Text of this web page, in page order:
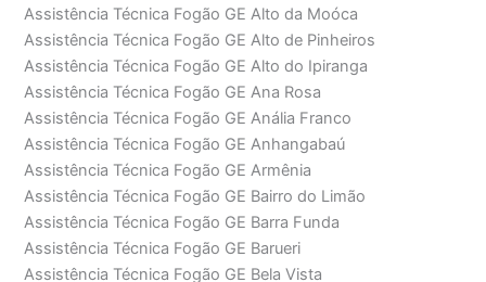
Assistência Técnica Fogão GE Alto da Moóca
Assistência Técnica Fogão GE Alto de Pinheiros
Assistência Técnica Fogão GE Alto do Ipiranga
Assistência Técnica Fogão GE Ana Rosa
Assistência Técnica Fogão GE Anália Franco
Assistência Técnica Fogão GE Anhangabaú
Assistência Técnica Fogão GE Armênia
Assistência Técnica Fogão GE Bairro do Limão
Assistência Técnica Fogão GE Barra Funda
Assistência Técnica Fogão GE Barueri
Assistência Técnica Fogão GE Bela Vista